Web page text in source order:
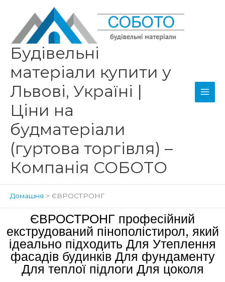
Будівельні
матеріали купити у
Львові, Україні |
Ціни на
будматеріали
(гуртова торгівля) –
Компанія СОБОТО
Домашня ЄВРОСТРОНГ
ЄВРОСТРОНГ професійний
екструдований пінополістирол, який
ідеально підходить Для Утеплення
фасадів будинків Для фундаменту
Для теплої підлоги Для цоколя